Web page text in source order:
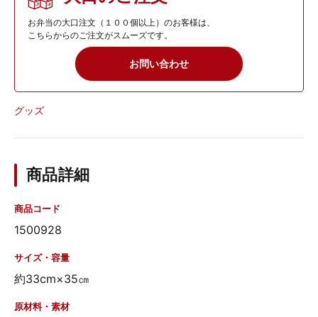
お弁当の大口注文（１００個以上）のお客様は、
こちらからのご注文がスムーズです。
お問い合わせ
グッズ
商品詳細
商品コード
1500928
サイズ・容量
約33cm×35㎝
原材料・素材